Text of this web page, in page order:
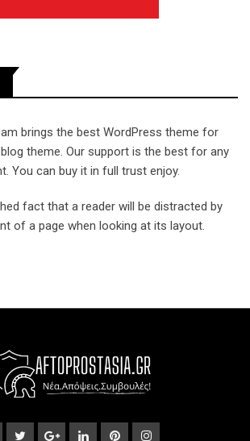
brings the best WordPress theme for
theme. Our support is the best for any
You can buy it in full trust enjoy.
fact that a reader will be distracted by
of a page when looking at its layout.